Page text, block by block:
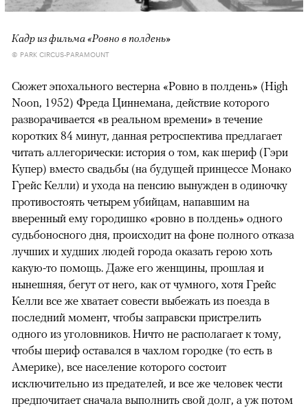
Кадр из фильма «Ровно в полдень»
© PARK CIRCUS-PARAMOUNT
Сюжет эпохального вестерна «Ровно в полдень» (High
Noon, 1952) Фреда Циннемана, действие которого
разворачивается «в реальном времени» в течение
коротких 84 минут, данная ретроспектива предлагает
читать аллегорически: история о том, как шериф (Гэри
Купер) вместо свадьбы (на будущей принцессе Монако
Грейс Келли) и ухода на пенсию вынужден в одиночку
противостоять четырем убийцам, напавшим на
вверенный ему городишко «ровно в полдень» одного
судьбоносного дня, происходит на фоне полного отказа
лучших и худших людей города оказать герою хоть
какую-то помощь. Даже его женщины, прошлая и
нынешняя, бегут от него, как от чумного, хотя Грейс
Келли все же хватает совести выбежать из поезда в
последний момент, чтобы заправски пристрелить
одного из уголовников. Ничто не располагает к тому,
чтобы шериф оставался в чахлом городке (то есть в
Америке), все население которого состоит
исключительно из предателей, и все же человек чести
предпочитает сначала выполнить свой долг, а уж потом